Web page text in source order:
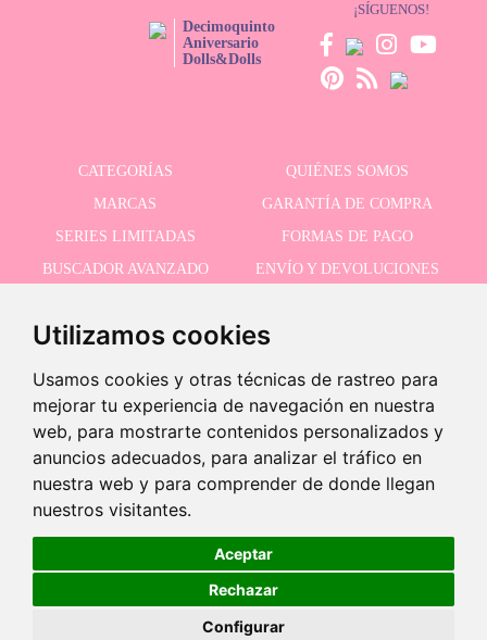
Utilizamos cookies
Usamos cookies y otras técnicas de rastreo para
mejorar tu experiencia de navegación en nuestra
web, para mostrarte contenidos personalizados y
anuncios adecuados, para analizar el tráfico en
nuestra web y para comprender de donde llegan
nuestros visitantes.
Aceptar
Rechazar
Configurar
24,95 € +
-
Añadir a carrito
Decimoquinto
Aniversario
Dolls&Dolls
¡SÍGUENOS!
CATEGORÍAS
QUIÉNES SOMOS
MARCAS
GARANTÍA DE COMPRA
SERIES LIMITADAS
FORMAS DE PAGO
BUSCADOR AVANZADO
ENVÍO Y DEVOLUCIONES
RECIBE NUESTRAS ÚLTIMAS NOVEDADES
Acepto la política de privacidad
©2026 Dolls And Dolls. Todos los derechos reservados.